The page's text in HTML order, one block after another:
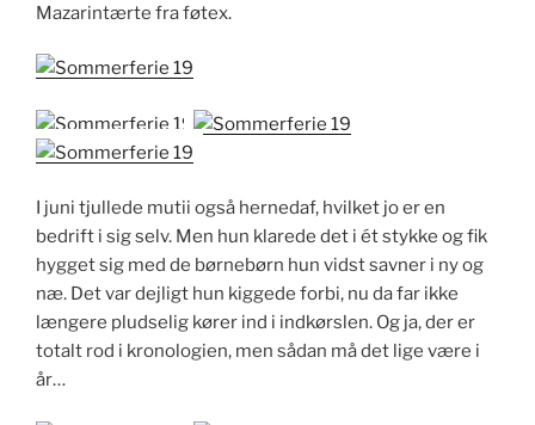
Mazarintærte fra føtex.
I juni tjullede mutii også hernedaf, hvilket jo er en
bedrift i sig selv. Men hun klarede det i ét stykke og fik
hygget sig med de børnebørn hun vidst savner i ny og
næ. Det var dejligt hun kiggede forbi, nu da far ikke
længere pludselig kører ind i indkørslen. Og ja, der er
totalt rod i kronologien, men sådan må det lige være i
år…